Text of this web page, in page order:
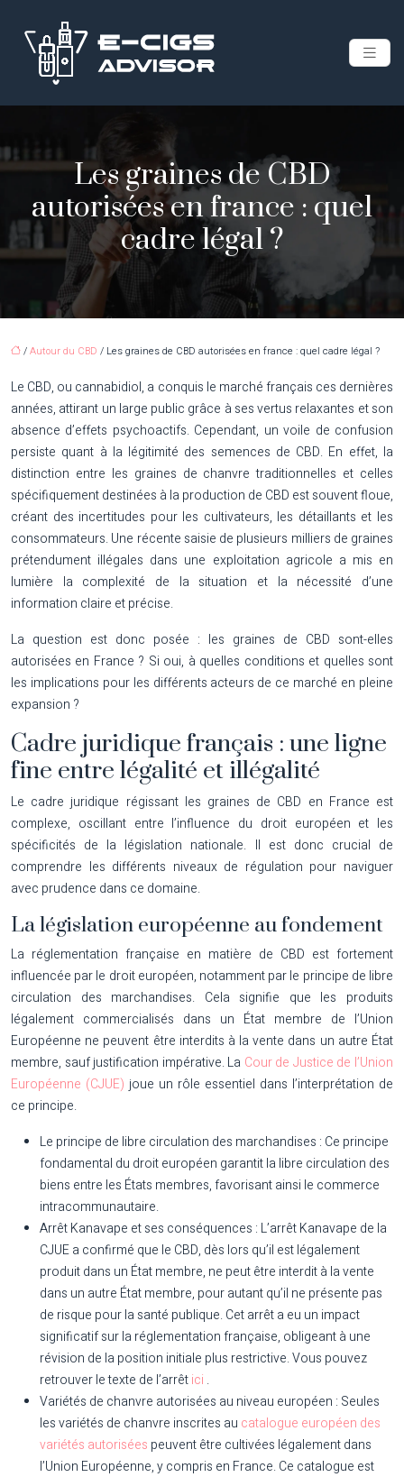
Les graines de CBD
autorisées en france : quel
cadre légal ?
/Autour du CBD / Les graines de CBD autorisées en france : quel cadre légal ?
Le CBD, ou cannabidiol, a conquis le marché français ces dernières
années, attirant un large public grâce à ses vertus relaxantes et son
absence d’effets psychoactifs. Cependant, un voile de confusion
persiste quant à la légitimité des semences de CBD. En effet, la
distinction entre les graines de chanvre traditionnelles et celles
spécifiquement destinées à la production de CBD est souvent floue,
créant des incertitudes pour les cultivateurs, les détaillants et les
consommateurs. Une récente saisie de plusieurs milliers de graines
prétendument illégales dans une exploitation agricole a mis en
lumière la complexité de la situation et la nécessité d’une
information claire et précise.
La question est donc posée : les graines de CBD sont-elles
autorisées en France ? Si oui, à quelles conditions et quelles sont
les implications pour les différents acteurs de ce marché en pleine
expansion ?
Cadre juridique français : une ligne
fine entre légalité et illégalité
Le cadre juridique régissant les graines de CBD en France est
complexe, oscillant entre l’influence du droit européen et les
spécificités de la législation nationale. Il est donc crucial de
comprendre les différents niveaux de régulation pour naviguer
avec prudence dans ce domaine.
La législation européenne au fondement
La réglementation française en matière de CBD est fortement
influencée par le droit européen, notamment par le principe de libre
circulation des marchandises. Cela signifie que les produits
légalement commercialisés dans un État membre de l’Union
Européenne ne peuvent être interdits à la vente dans un autre État
membre, sauf justification impérative. La Cour de Justice de l’Union
Européenne (CJUE) joue un rôle essentiel dans l’interprétation de
ce principe.
Le principe de libre circulation des marchandises : Ce principe
fondamental du droit européen garantit la libre circulation des
biens entre les États membres, favorisant ainsi le commerce
intracommunautaire.
Arrêt Kanavape et ses conséquences : L’arrêt Kanavape de la
CJUE a confirmé que le CBD, dès lors qu’il est légalement
produit dans un État membre, ne peut être interdit à la vente
dans un autre État membre, pour autant qu’il ne présente pas
de risque pour la santé publique. Cet arrêt a eu un impact
significatif sur la réglementation française, obligeant à une
révision de la position initiale plus restrictive. Vous pouvez
retrouver le texte de l’arrêtici .
Variétés de chanvre autorisées au niveau européen : Seules
les variétés de chanvre inscrites au catalogue européen des
variétés autorisées peuvent être cultivées légalement dans
l’Union Européenne, y compris en France. Ce catalogue est